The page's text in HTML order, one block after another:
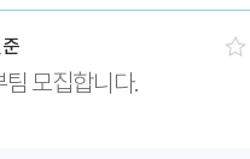
팀 모집합니다.